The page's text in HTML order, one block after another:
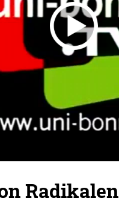
Radikalen